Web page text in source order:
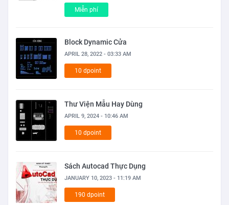
Miễn phí
Block Dynamic Cửa
APRIL 28, 2022 - 03:33 AM
10 dpoint
Thư Viện Mẫu Hay Dùng
APRIL 9, 2024 - 10:46 AM
10 dpoint
Sách Autocad Thực Dụng
JANUARY 10, 2023 - 11:19 AM
190 dpoint